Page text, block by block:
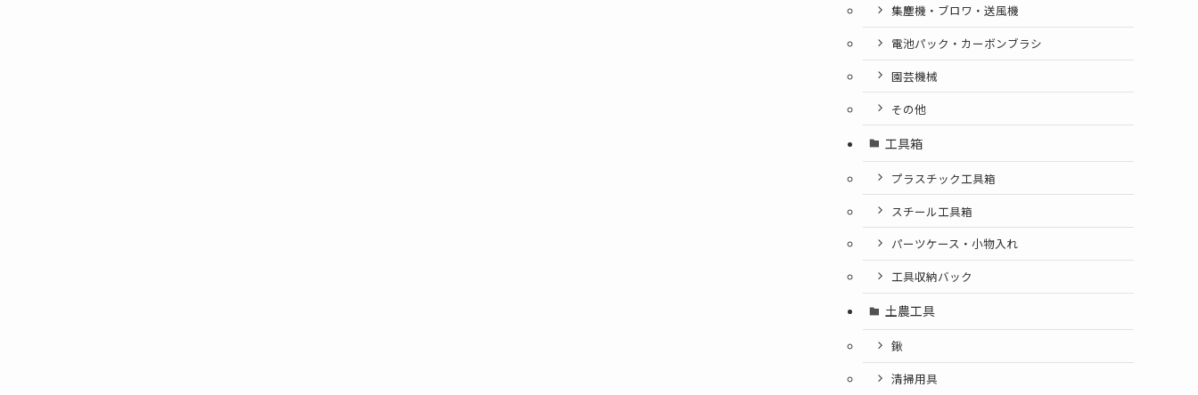
集塵機・ブロワ・送風機
電池パック・カーボンブラシ
園芸機械
その他
工具箱
プラスチック工具箱
スチール工具箱
パーツケース・小物入れ
工具収納バック
土農工具
鍬
清掃用具